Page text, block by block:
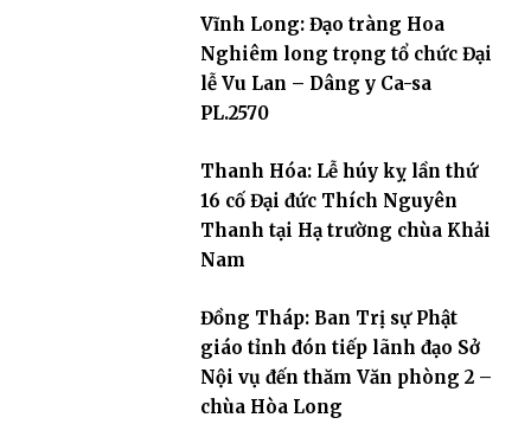
Vĩnh Long: Đạo tràng Hoa
Nghiêm long trọng tổ chức Đại
lễ Vu Lan – Dâng y Ca-sa
PL.2570
Thanh Hóa: Lễ húy kỵ lần thứ
16 cố Đại đức Thích Nguyên
Thanh tại Hạ trường chùa Khải
Nam
Đồng Tháp: Ban Trị sự Phật
giáo tỉnh đón tiếp lãnh đạo Sở
Nội vụ đến thăm Văn phòng 2 –
chùa Hòa Long